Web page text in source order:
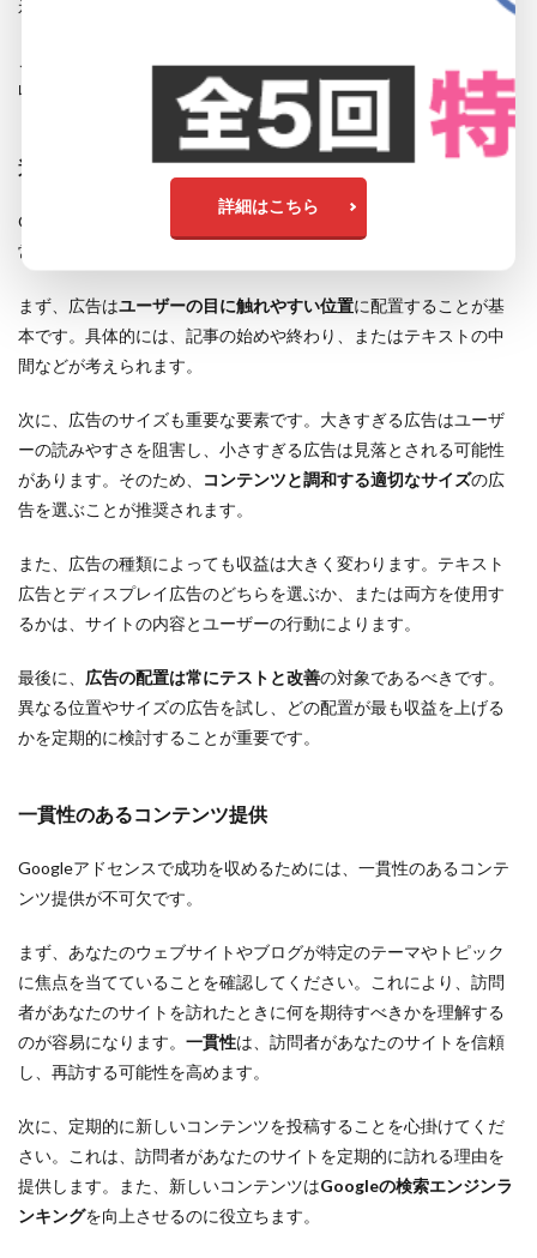
示回数を増やすことができます。
これらの秘訣を理解し、実践することで、Googleアドセンスでの
収益を最大化することが可能です。
適切な広告配置
Googleアドセンスで収益を上げるためには、適切な広告配置が非
常に重要です。
まず、広告はユーザーの目に触れやすい位置に配置することが基
本です。具体的には、記事の始めや終わり、またはテキストの中
間などが考えられます。
次に、広告のサイズも重要な要素です。大きすぎる広告はユーザ
ーの読みやすさを阻害し、小さすぎる広告は見落とされる可能性
があります。そのため、
コンテンツと調和する適切なサイズの広
告を選ぶことが推奨されます。
また、広告の種類によっても収益は大きく変わります。テキスト
広告とディスプレイ広告のどちらを選ぶか、または両方を使用す
るかは、サイトの内容とユーザーの行動によります。
最後に、 広告の配置は常にテストと改善の対象であるべきです。
異なる位置やサイズの広告を試し、どの配置が最も収益を上げる
かを定期的に検討することが重要です。
一貫性のあるコンテンツ提供
Googleアドセンスで成功を収めるためには、一貫性のあるコンテ
ンツ提供が不可欠です。
まず、あなたのウェブサイトやブログが特定のテーマやトピック
に焦点を当てていることを確認してください。これにより、訪問
者があなたのサイトを訪れたときに何を期待すべきかを理解する
のが容易になります。 一貫性は、訪問者があなたのサイトを信頼
し、再訪する可能性を高めます。
次に、定期的に新しいコンテンツを投稿することを心掛けてくだ
さい。これは、訪問者があなたのサイトを定期的に訪れる理由を
提供します。また、新しいコンテンツはGoogleの検索エンジンラ
ンキングを向上させるのに役立ちます。
詳細はこちら